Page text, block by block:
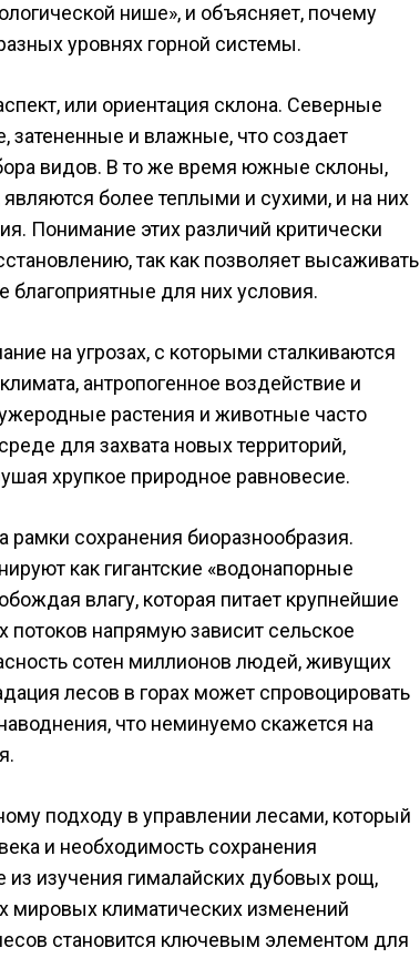
нише», и объясняет, почему
уровнях горной системы.
или ориентация склона. Северные
затененные и влажные, что создает
видов. В то же время южные склоны,
более теплыми и сухими, и на них
Понимание этих различий критически
так как позволяет высаживать
для них условия.
на угрозах, с которыми сталкиваются
антропогенное воздействие и
растения и животные часто
для захвата новых территорий,
хрупкое природное равновесие.
рамки сохранения биоразнообразия.
как гигантские «водонапорные
влагу, которая питает крупнейшие
потоков напрямую зависит сельское
сотен миллионов людей, живущих
лесов в горах может спровоцировать
что неминуемо скажется на
подходу в управлении лесами, который
и необходимость сохранения
изучения гималайских дубовых рощ,
мировых климатических изменений
становится ключевым элементом для